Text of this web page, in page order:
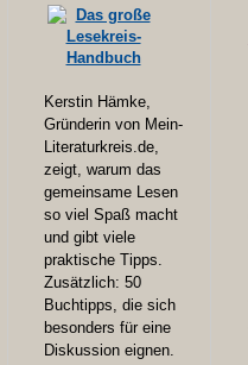
Kerstin Hämke,
Gründerin von Mein-
Literaturkreis.de,
zeigt, warum das
gemeinsame Lesen
so viel Spaß macht
und gibt viele
praktische Tipps.
Zusätzlich: 50
Buchtipps, die sich
besonders für eine
Diskussion eignen.